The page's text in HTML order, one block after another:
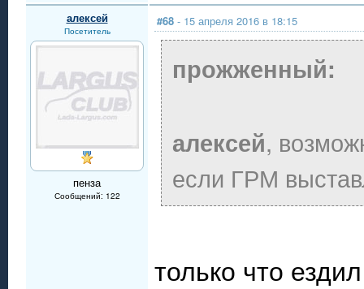
алексей
Посетитель
пенза
Сообщений: 122
#68 - 15 апреля 2016 в 18:15
прожженный:
алексей,
если ГРМ
только что